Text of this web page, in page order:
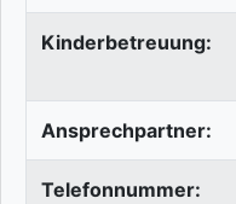
Kinderbetreuung:
Ansprechpartner:
Telefonnummer: